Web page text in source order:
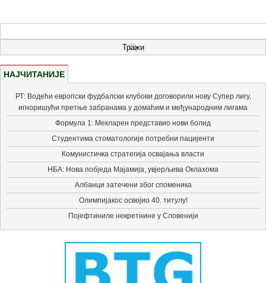
НАЈЧИТАНИЈЕ
РТ: Водећи европски фудбалски клубови договорили нову Супер лигу,
игноришући претње забранама у домаћим и међународним лигама
Формула 1: Мекларен представио нови болид
Студентима стоматологије потребни пацијенти
Комунистичка стратегија освајања власти
НБА: Нова побједа Мајамија, увјерљива Оклахома
Албанци затечени због споменика
Олимпијакос освојио 40. титулу!
Појефтиниле некретнине у Словенији